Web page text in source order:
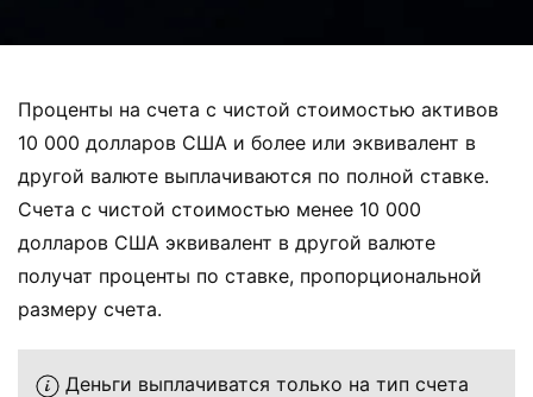
Проценты на счета с чистой стоимостью активов
10 000 долларов США и более или эквивалент в
другой валюте выплачиваются по полной ставке.
Счета с чистой стоимостью менее 10 000
долларов США эквивалент в другой валюте
получат проценты по ставке, пропорциональной
размеру счета.
Деньги выплачиватся только на тип счета